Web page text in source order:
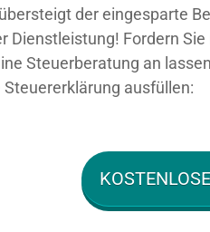
der eingesparte
Dienstleistung! Fordern Sie
Steuerberatung an
Steuererklärung ausfüllen: